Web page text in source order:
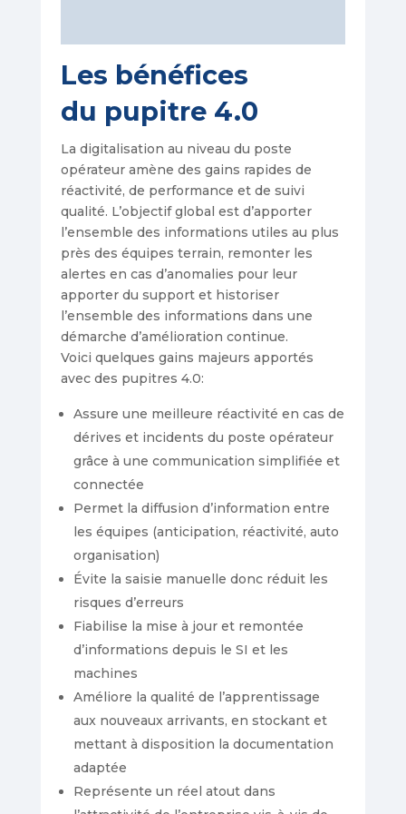
Les bénéfices
du pupitre 4.0
La digitalisation au niveau du poste
opérateur amène des gains rapides de
réactivité, de performance et de suivi
qualité. L’objectif global est d’apporter
l’ensemble des informations utiles au plus
près des équipes terrain, remonter les
alertes en cas d’anomalies pour leur
apporter du support et historiser
l’ensemble des informations dans une
démarche d’amélioration continue.
Voici quelques gains majeurs apportés
avec des pupitres 4.0:
Assure une meilleure réactivité en cas de
dérives et incidents du poste opérateur
grâce à une communication simplifiée et
connectée
Permet la diffusion d’information entre
les équipes (anticipation, réactivité, auto
organisation)
Évite la saisie manuelle donc réduit les
risques d’erreurs
Fiabilise la mise à jour et remontée
d’informations depuis le SI et les
machines
Améliore la qualité de l’apprentissage
aux nouveaux arrivants, en stockant et
mettant à disposition la documentation
adaptée
Représente un réel atout dans